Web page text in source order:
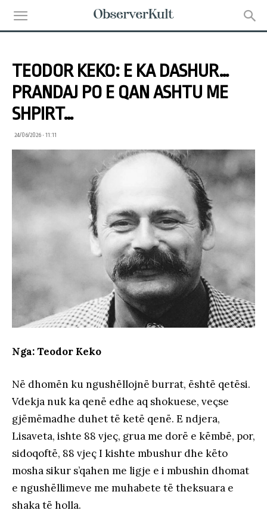
TEODOR KEKO: E KA DASHUR…
PRANDAJ PO E QAN ASHTU ME
SHPIRT…
24/06/2026 • 11:11
Nga: Teodor Keko
Në dhomën ku ngushëllojnë burrat, është qetësi.
Vdekja nuk ka qenë edhe aq shokuese, veçse
gjëmëmadhe duhet të ketë qenë. E ndjera,
Lisaveta, ishte 88 vjeç, grua me dorë e këmbë, por,
sidoqoftë, 88 vjeç I kishte mbushur dhe këto
mosha sikur s’qahen me ligje e i mbushin dhomat
e ngushëllimeve me muhabete të theksuara e
shaka të holla.